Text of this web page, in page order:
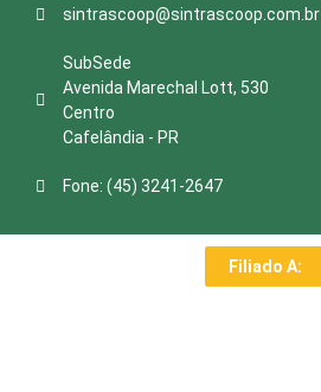
sintrascoop@sintrascoop.com.br
SubSede
Avenida Marechal Lott, 530
Centro
Cafelândia - PR
Fone: (45) 3241-2647
Filiado A: